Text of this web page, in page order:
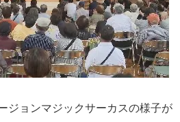
ジョンマジックサーカスの様子が